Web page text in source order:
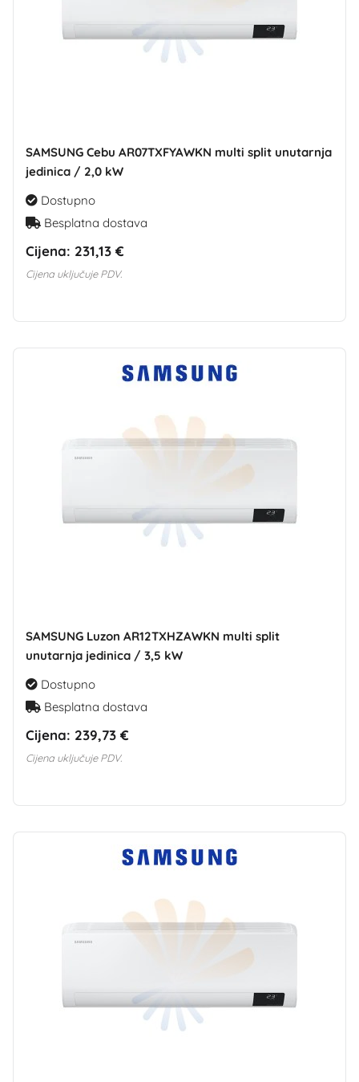
SAMSUNG Cebu AR07TXFYAWKN multi split unutarnja
jedinica / 2,0 kW
Dostupno
Besplatna dostava
Cijena: 231,13 €
Cijena uključuje PDV.
SAMSUNG Luzon AR12TXHZAWKN multi split
unutarnja jedinica / 3,5 kW
Dostupno
Besplatna dostava
Cijena: 239,73 €
Cijena uključuje PDV.